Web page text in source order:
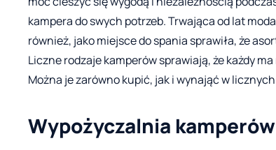
kampera do swych potrzeb. Trwająca od lat
również, jako miejsce do spania sprawiła, że
Liczne rodzaje kamperów sprawiają, że każdy
Można je zarówno kupić, jak i wynająć w
Wypożyczalnia kamperów